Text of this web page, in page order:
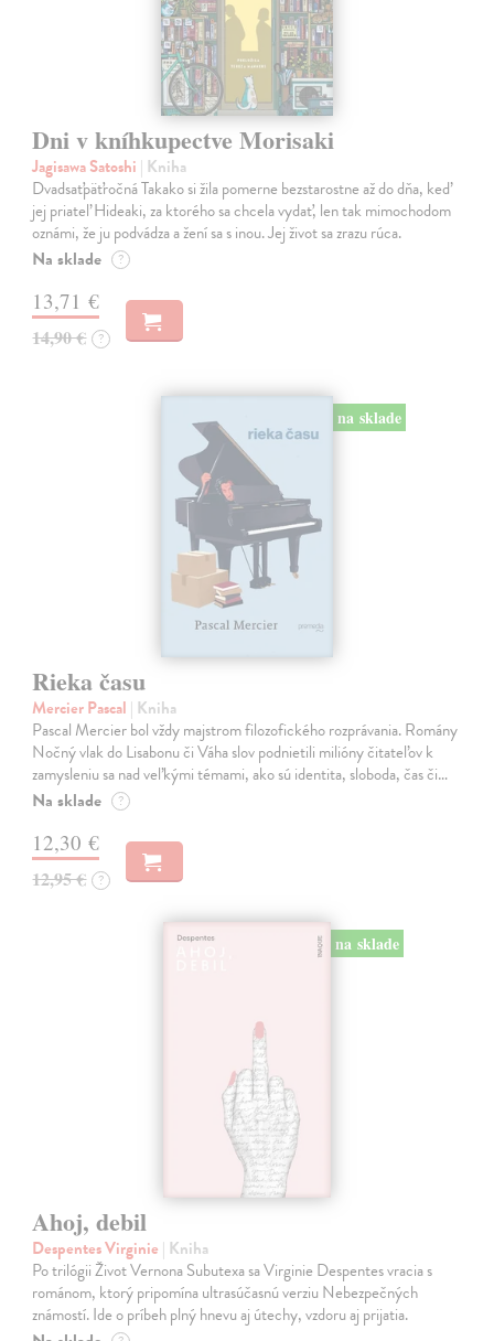
Dni v kníhkupectve Morisaki
Jagisawa Satoshi | Kniha
Dvadsaťpäťročná Takako si žila pomerne bezstarostne až do dňa, keď
jej priateľ Hideaki, za ktorého sa chcela vydať, len tak mimochodom
oznámi, že ju podvádza a žení sa s inou. Jej život sa zrazu rúca.
Na sklade ?
13,71 €
14,90 € ?
na sklade
Rieka času
Mercier Pascal | Kniha
Pascal Mercier bol vždy majstrom filozofického rozprávania. Romány
Nočný vlak do Lisabonu či Váha slov podnietili milióny čitateľov k
zamysleniu sa nad veľkými témami, ako sú identita, sloboda, čas či…
Na sklade ?
12,30 €
12,95 € ?
na sklade
Ahoj, debil
Despentes Virginie | Kniha
Po trilógii Život Vernona Subutexa sa Virginie Despentes vracia s
románom, ktorý pripomína ultrasúčasnú verziu Nebezpečných
známostí. Ide o príbeh plný hnevu aj útechy, vzdoru aj prijatia.